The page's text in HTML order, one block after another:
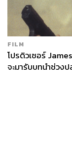
FILM
โปรดิวเซอร์
จะมารับบทนำช่วง